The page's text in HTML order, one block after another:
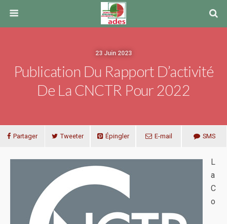
23 Juin 2023
Publication Du Rapport D’activité
De La CNCTR Pour 2022
Partager Tweeter Épingler E-mail SMS
L
a
C
o